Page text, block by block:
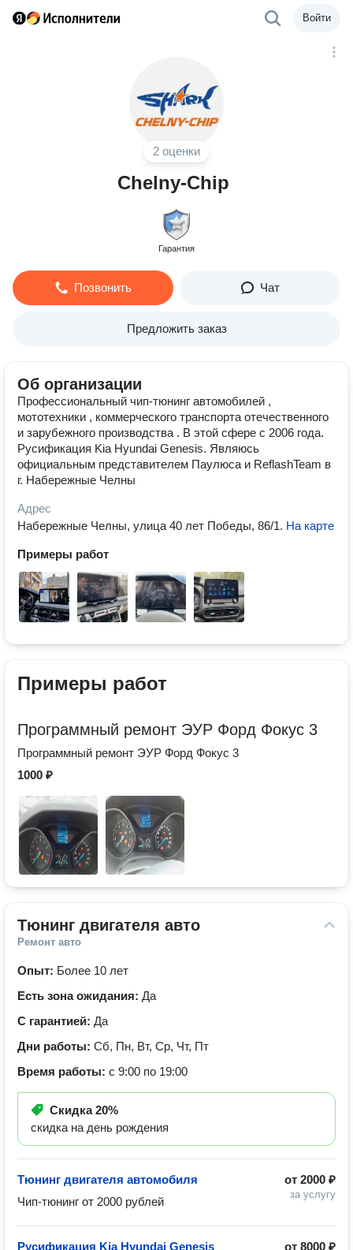
Войти
2 оценки
Chelny-Chip
Гарантия
Позвонить Чат
Предложить заказ
Об организации
Профессиональный чип-тюнинг автомобилей ,
мототехники , коммерческого транспорта отечественного
и зарубежного производства . В этой сфере с 2006 года.
Русификация Kia Hyundai Genesis. Являюсь
официальным представителем Паулюса и ReflashTeam в
г. Набережные Челны
Адрес
Набережные Челны, улица 40 лет Победы, 86/1. На карте
Примеры работ
Примеры работ
Программный ремонт ЭУР Форд Фокус 3
Программный ремонт ЭУР Форд Фокус 3
1000 ₽
Тюнинг двигателя авто
Ремонт авто
Опыт: Более 10 лет
Есть зона ожидания: Да
С гарантией: Да
Дни работы: Сб, Пн, Вт, Ср, Чт, Пт
Время работы: с 9:00 по 19:00
Скидка20%
скидка на день рождения
от 2000 ₽
за услугу
Тюнинг двигателя автомобиля
Чип-тюнинг от 2000 рублей
от 8000 ₽
Русификация Kia Hyundai Genesis